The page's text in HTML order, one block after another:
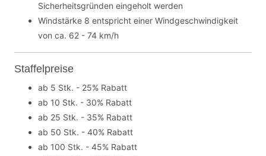
Sicherheitsgründen eingeholt werden
Windstärke 8 entspricht einer Windgeschwindigkeit
von ca. 62 - 74 km/h
Staffelpreise
ab 5 Stk. - 25% Rabatt
ab 10 Stk. - 30% Rabatt
ab 25 Stk. - 35% Rabatt
ab 50 Stk. - 40% Rabatt
ab 100 Stk. - 45% Rabatt